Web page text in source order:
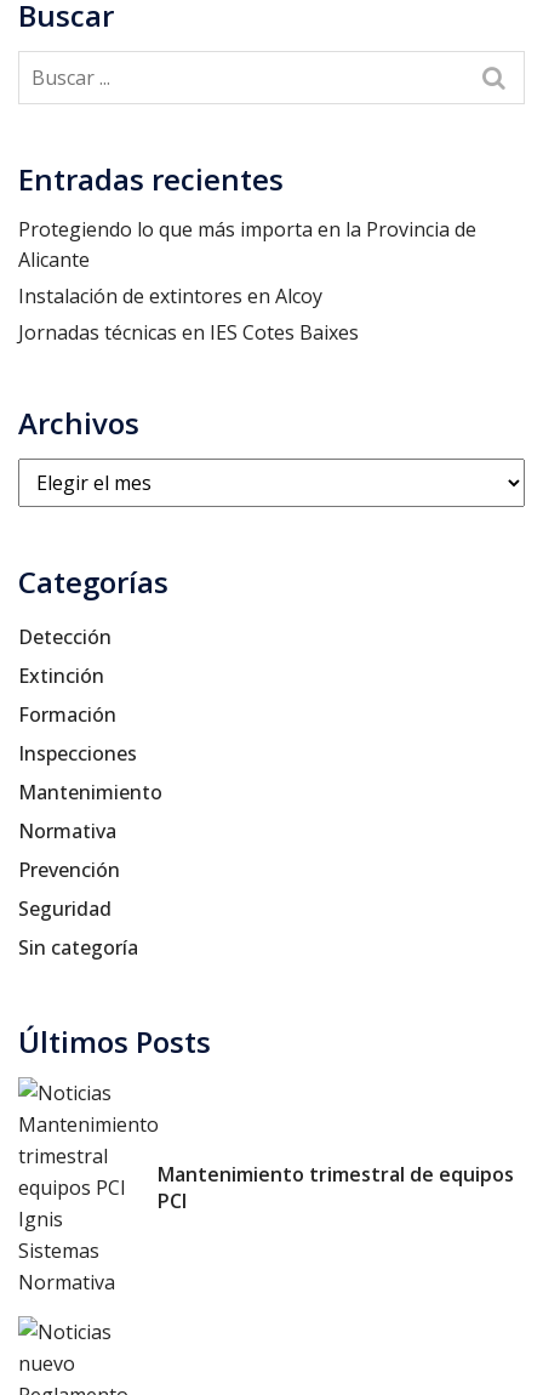
Buscar
Entradas recientes
Protegiendo lo que más importa en la Provincia de
Alicante
Instalación de extintores en Alcoy
Jornadas técnicas en IES Cotes Baixes
Archivos
Archivos
Categorías
Detección
Extinción
Formación
Inspecciones
Mantenimiento
Normativa
Prevención
Seguridad
Sin categoría
Últimos Posts
Mantenimiento trimestral de equipos
PCI